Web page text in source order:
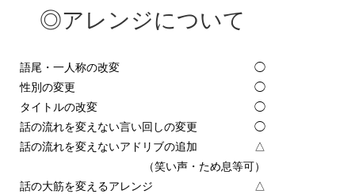
◎アレンジについて
語尾・一人称の改変
◯
性別の変更
◯
タイトルの改変
◯
話の流れを変えない言い回しの変更
◯
話の流れを変えないアドリブの追加
△
（笑い声・ため息等可）
話の大筋を変えるアレンジ
△